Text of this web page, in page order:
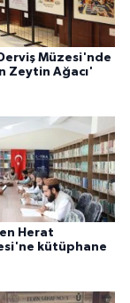
Müzesi'nde
Zeytin Ağacı'
Herat
kütüphane